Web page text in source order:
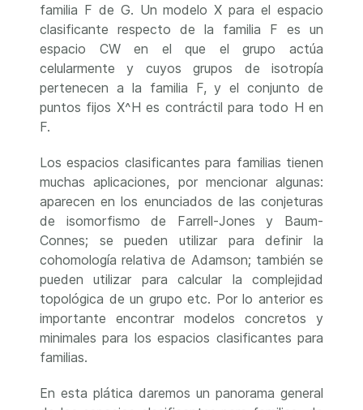
familia F de G. Un modelo X para el espacio
clasificante respecto de la familia F es un
espacio CW en el que el grupo actúa
celularmente y cuyos grupos de isotropía
pertenecen a la familia F, y el conjunto de
puntos fijos X^H es contráctil para todo H en
F.
Los espacios clasificantes para familias tienen
muchas aplicaciones, por mencionar algunas:
aparecen en los enunciados de las conjeturas
de isomorfismo de Farrell-Jones y Baum-
Connes; se pueden utilizar para definir la
cohomología relativa de Adamson; también se
pueden utilizar para calcular la complejidad
topológica de un grupo etc. Por lo anterior es
importante encontrar modelos concretos y
minimales para los espacios clasificantes para
familias.
En esta plática daremos un panorama general